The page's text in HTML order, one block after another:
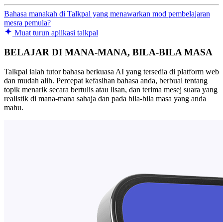
Bahasa manakah di Talkpal yang menawarkan mod pembelajaran
mesra pemula?
Muat turun aplikasi talkpal
BELAJAR DI MANA-MANA, BILA-BILA MASA
Talkpal ialah tutor bahasa berkuasa AI yang tersedia di platform web
dan mudah alih. Percepat kefasihan bahasa anda, berbual tentang
topik menarik secara bertulis atau lisan, dan terima mesej suara yang
realistik di mana-mana sahaja dan pada bila-bila masa yang anda
mahu.